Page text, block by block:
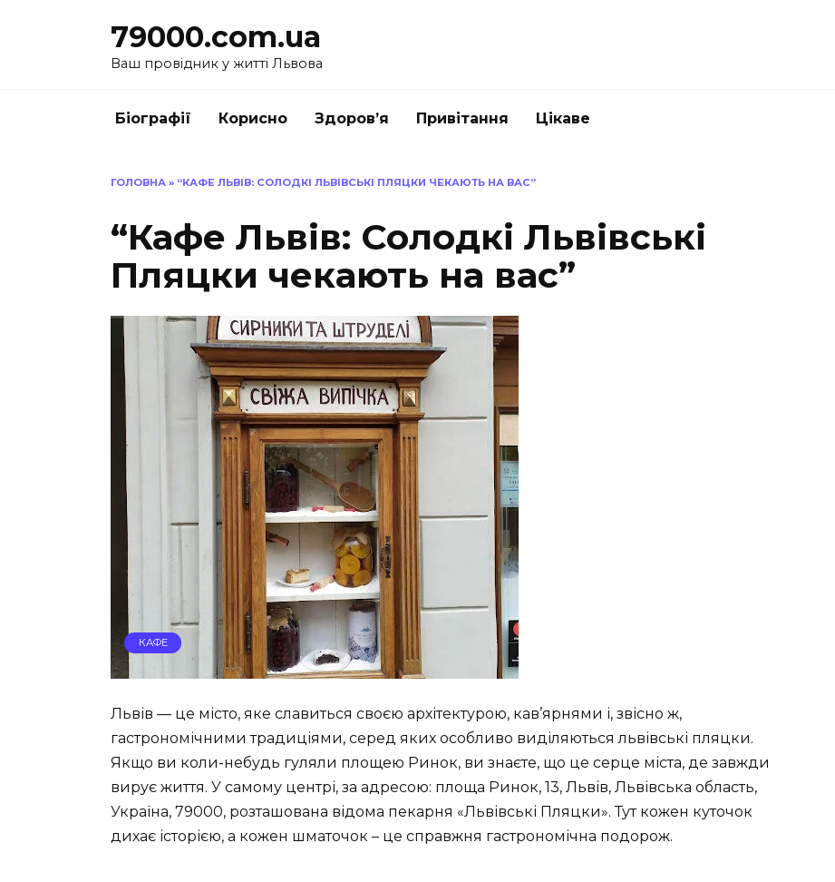
79000.com.ua
Ваш провідник у житті Львова
Біографії Корисно Здоров’я Привітання Цікаве
ГОЛОВНА » “КАФЕ ЛЬВІВ: СОЛОДКІ ЛЬВІВСЬКІ ПЛЯЦКИ ЧЕКАЮТЬ НА ВАС”
“Кафе Львів: Солодкі Львівські
Пляцки чекають на вас”
КАФЕ
Львів — це місто, яке славиться своєю архітектурою, кав’ярнями і, звісно ж,
гастрономічними традиціями, серед яких особливо виділяються львівські пляцки.
Якщо ви коли-небудь гуляли площею Ринок, ви знаєте, що це серце міста, де завжди
вирує життя. У самому центрі, за адресою: площа Ринок, 13, Львів, Львівська область,
Україна, 79000, розташована відома пекарня «Львівські Пляцки». Тут кожен куточок
дихає історією, а кожен шматочок – це справжня гастрономічна подорож.